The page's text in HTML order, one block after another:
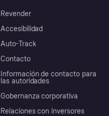
Revender
Accesibilidad
Auto-Track
Contacto
Información de contacto para
las autoridades
Gobernanza corporativa
Relaciones con inversores